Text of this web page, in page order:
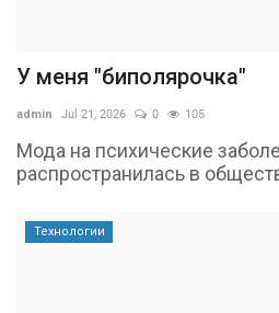
У меня "биполярочка"
admin Jul 21, 2026 0 105
Мода на психические
распространилась в
Технологии